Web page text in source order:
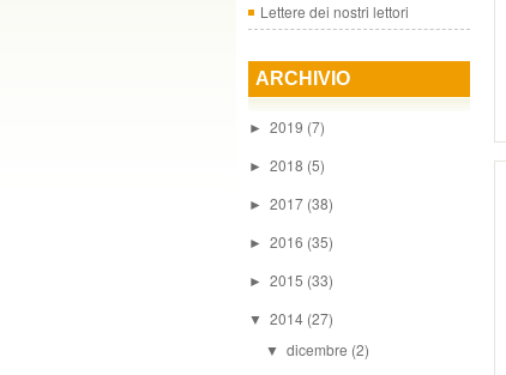
Lettere dei nostri lettori
ARCHIVIO
► 2019 (7)
► 2018 (5)
► 2017 (38)
► 2016 (35)
► 2015 (33)
▼ 2014 (27)
▼dicembre (2)